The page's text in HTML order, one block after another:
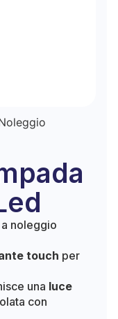
a noleggio
touch per
una luce
con